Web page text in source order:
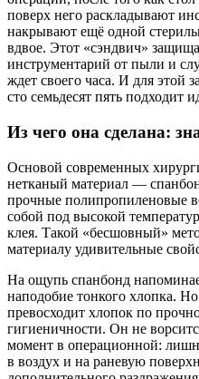
поверх него раскладывают
накрывают ещё одной
вдвое. Этот «сэндвич»
инструментарий от пыли и
ждет своего часа. И для этой
сто семьдесят пять подходит
Из чего она сделана:
Основой современных
нетканый материал —
прочные полипропиленовые
собой под высокой
клея. Такой «бесшовный»
материалу удивительные
На ощупь спанбонд
наподобие тонкого хлопка.
превосходит хлопок по
гигиеничности. Он не
момент в операционной:
в воздух и на раневую